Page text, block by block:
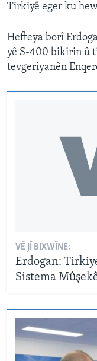
Tirkiyê eger ku
Hefteya borî
yê S-400 bikirin û
tevgeriyanên
VÊ JÎ BIXWÎNE:
Erdogan:
Sistema